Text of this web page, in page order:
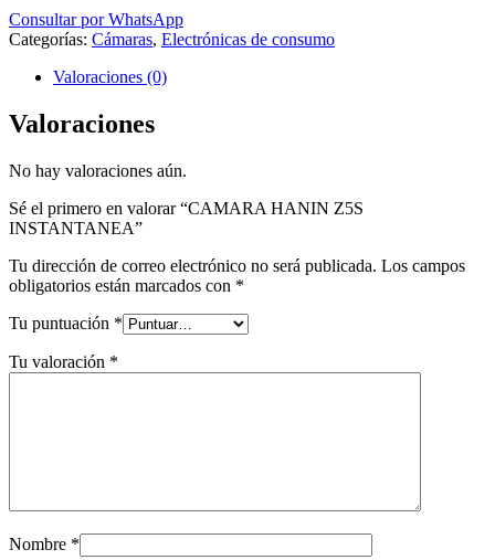
Consultar por WhatsApp
Categorías: Cámaras, Electrónicas de consumo
Valoraciones (0)
Valoraciones
No hay valoraciones aún.
Sé el primero en valorar “CAMARA HANIN Z5S
INSTANTANEA”
Tu dirección de correo electrónico no será publicada. Los campos
obligatorios están marcados con *
Tu puntuación *
Tu valoración *
Nombre *